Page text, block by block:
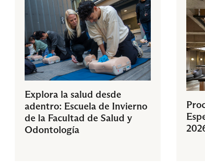
Explora la salud desde
adentro: Escuela de Invierno
de la Facultad de Salud y
Odontología